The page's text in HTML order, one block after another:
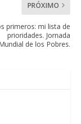
PRÓXIMO
primeros: mi lista de
prioridades. Jornada
de los Pobres.